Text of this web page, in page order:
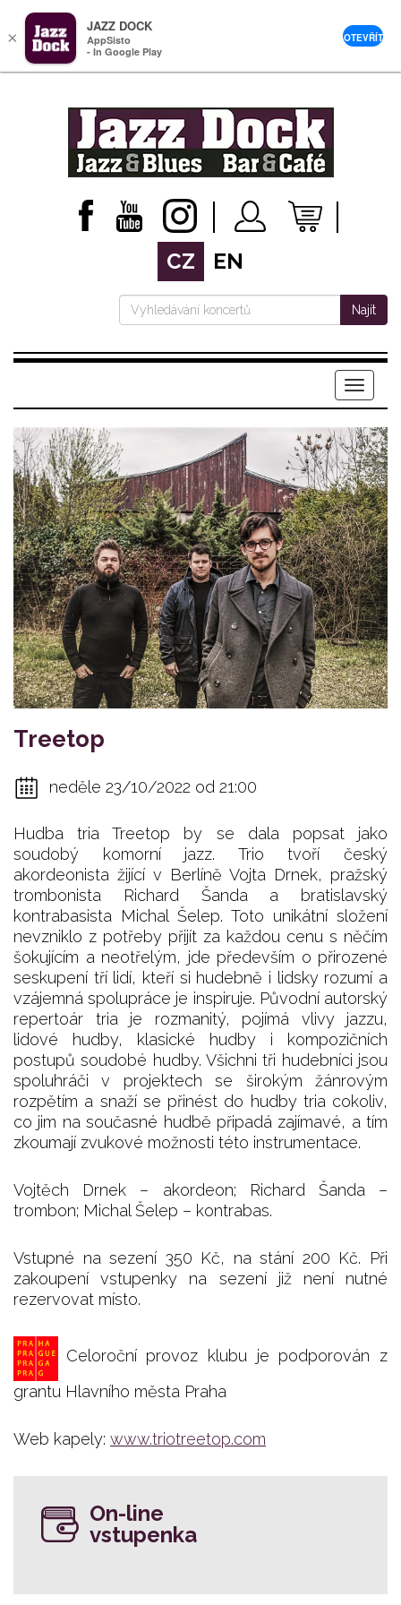
CZ EN
Najít
Menu
Treetop
neděle 23/10/2022 od 21:00
Hudba tria Treetop by se dala popsat jako
soudobý komorní jazz. Trio tvoří český
akordeonista žijící v Berlíně Vojta Drnek, pražský
trombonista Richard Šanda a bratislavský
kontrabasista Michal Šelep. Toto unikátní složení
nevzniklo z potřeby přijít za každou cenu s něčím
šokujícím a neotřelým, jde především o přirozené
seskupení tří lidí, kteří si hudebně i lidsky rozumí a
vzájemná spolupráce je inspiruje. Původní autorský
repertoár tria je rozmanitý, pojímá vlivy jazzu,
lidové hudby, klasické hudby i kompozičních
postupů soudobé hudby. Všichni tři hudebníci jsou
spoluhráči v projektech se širokým žánrovým
rozpětím a snaží se přinést do hudby tria cokoliv,
co jim na současné hudbě připadá zajímavé, a tím
zkoumají zvukové možnosti této instrumentace.
Vojtěch Drnek – akordeon; Richard Šanda –
trombon; Michal Šelep – kontrabas.
Vstupné na sezení 350 Kč, na stání 200 Kč. Při
zakoupení vstupenky na sezení již není nutné
rezervovat místo.
Celoroční provoz klubu je podporován z
grantu Hlavního města Praha
Web kapely: www.triotreetop.com
On-line
vstupenka
×
JAZZ DOCK
AppSisto
- In Google Play
OTEVŘÍT